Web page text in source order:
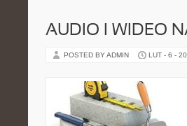
AUDIO I WIDEO
POSTED BY ADMIN LUT - 6 -